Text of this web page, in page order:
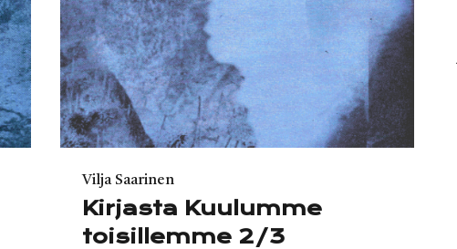
Category
Vilja Saarinen
Kirjasta Kuulumme
toisillemme 2/3